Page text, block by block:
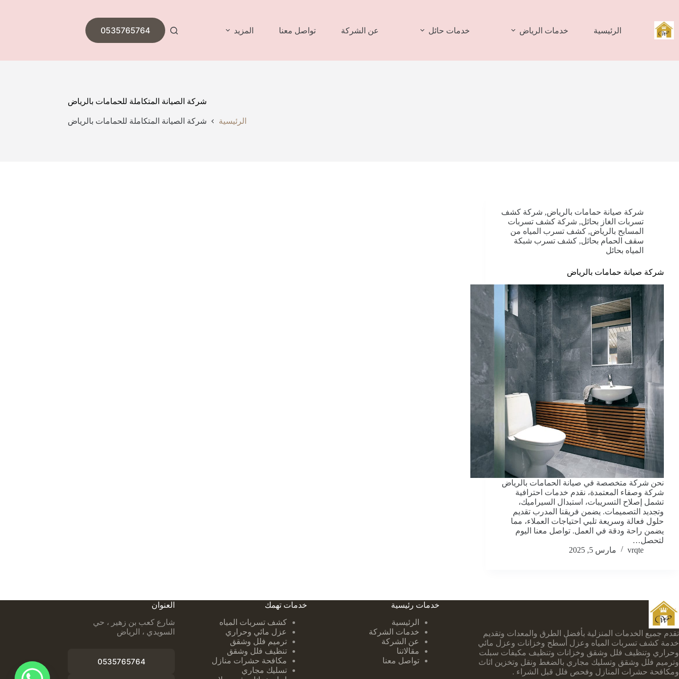
المحتوى
الرئيسية خدمات الرياض خدمات حائل عن الشركة تواصل معنا المزيد 0535765764
شركة الصيانة المتكاملة للحمامات بالرياض
الرئيسية شركة الصيانة المتكاملة للحمامات بالرياض
شركة صيانة حمامات بالرياض, شركة كشف
تسربات الغاز بحائل, شركة كشف تسربات
المسابح بالرياض, كشف تسرب المياه من
سقف الحمام بحائل, كشف تسرب شبكة
المياه بحائل
شركة صيانة حمامات بالرياض
نحن شركة متخصصة في صيانة الحمامات بالرياض
شركة وصفاء المعتمدة، نقدم خدمات احترافية
تشمل إصلاح التسريبات، استبدال السيراميك،
وتجديد التصميمات. يضمن فريقنا المدرب تقديم
حلول فعالة وسريعة تلبي احتياجات العملاء، مما
يضمن راحة ودقة في العمل. تواصل معنا اليوم
لتحصل…
vrqte
مارس 5, 2025
تقدم جميع الخدمات المنزلية بأفضل الطرق والمعدات وتقديم
خدمة كشف تسربات المياه وعزل أسطح وخزانات وعزل مائي
وحراري وتنظيف فلل وشقق وخزانات وتنظيف مكيفات سبلت
وترميم فلل وشقق وتسليك مجاري بالضغط ونقل وتخزين اثاث
ومكافحة حشرات المنازل وفحص فلل قبل الشراء .
خدمات رئيسية
الرئيسية
خدمات الشركة
عن الشركة
مقالاتنا
تواصل معنا
خدمات تهمك
كشف تسربات ا لمياه
عزل مائي وحراري
ترميم فلل وشقق
تنظيف فلل وشقق
مكافحة حشرات منازل
تسليك مجاري
العنوان
شارع كعب بن زهير ، حي
السويدي ، الرياض
0535765764